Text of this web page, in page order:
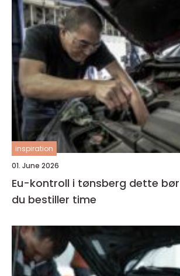
inspiration
01. June 2026
Eu-kontroll i tønsberg dette bør du vite før
du bestiller time